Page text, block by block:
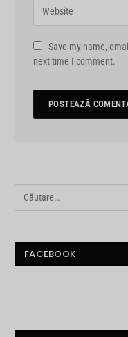
Save my name,
next time I comment.
FACEBOOK